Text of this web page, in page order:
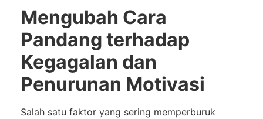
Mengubah Cara
Pandang terhadap
Kegagalan dan
Penurunan Motivasi
Salah satu faktor yang sering memperburuk